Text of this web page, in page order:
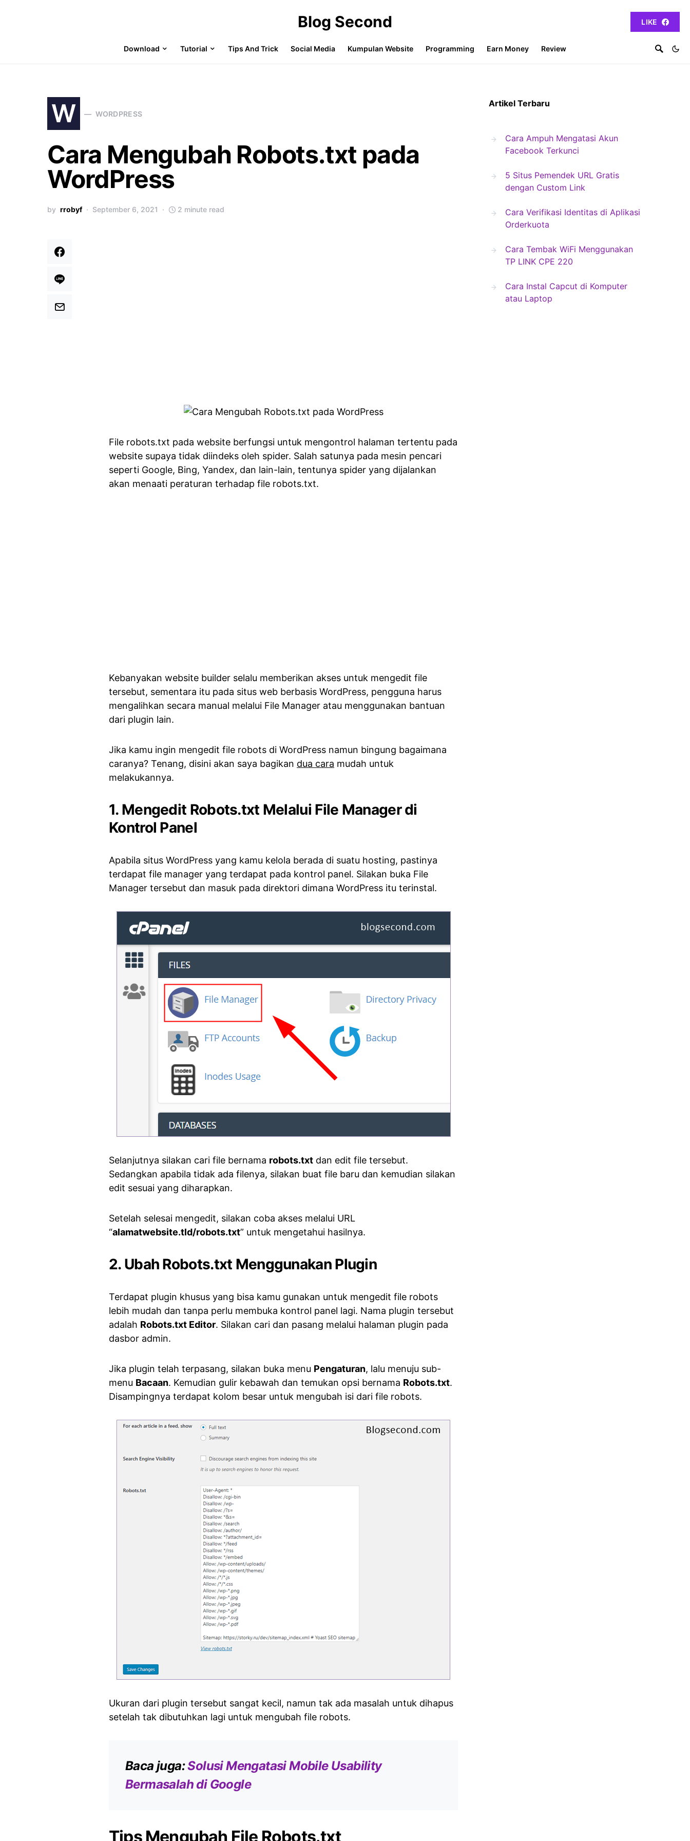
Blog Second LIKE
Download Tutorial Tips And Trick Social Media Kumpulan Website Programming Earn Money Review
W WORDPRESS
Cara Mengubah Robots.txt pada
WordPress
by rrobyf September 6, 2021 2 minute read
File robots.txt pada website berfungsi untuk mengontrol halaman tertentu pada
website supaya tidak diindeks oleh spider. Salah satunya pada mesin pencari
seperti Google, Bing, Yandex, dan lain-lain, tentunya spider yang dijalankan
akan menaati peraturan terhadap file robots.txt.
Kebanyakan website builder selalu memberikan akses untuk mengedit file
tersebut, sementara itu pada situs web berbasis WordPress, pengguna harus
mengalihkan secara manual melalui File Manager atau menggunakan bantuan
dari plugin lain.
Jika kamu ingin mengedit file robots di WordPress namun bingung bagaimana
caranya? Tenang, disini akan saya bagikan dua cara mudah untuk
melakukannya.
1. Mengedit Robots.txt Melalui File Manager di
Kontrol Panel
Apabila situs WordPress yang kamu kelola berada di suatu hosting, pastinya
terdapat file manager yang terdapat pada kontrol panel. Silakan buka File
Manager tersebut dan masuk pada direktori dimana WordPress itu terinstal.
Selanjutnya silakan cari file bernama robots.txt dan edit file tersebut.
Sedangkan apabila tidak ada filenya, silakan buat file baru dan kemudian silakan
edit sesuai yang diharapkan.
Setelah selesai mengedit, silakan coba akses melalui URL
“alamatwebsite.tld/robots.txt” untuk mengetahui hasilnya.
2. Ubah Robots.txt Menggunakan Plugin
Terdapat plugin khusus yang bisa kamu gunakan untuk mengedit file robots
lebih mudah dan tanpa perlu membuka kontrol panel lagi. Nama plugin tersebut
adalah Robots.txt Editor. Silakan cari dan pasang melalui halaman plugin pada
dasbor admin.
Jika plugin telah terpasang, silakan buka menu Pengaturan, lalu menuju sub-
menu Bacaan. Kemudian gulir kebawah dan temukan opsi bernama Robots.txt.
Disampingnya terdapat kolom besar untuk mengubah isi dari file robots.
Ukuran dari plugin tersebut sangat kecil, namun tak ada masalah untuk dihapus
setelah tak dibutuhkan lagi untuk mengubah file robots.
Baca juga:Solusi Mengatasi Mobile Usability
Bermasalah di Google
Tips Mengubah File Robots.txt
Artikel Terbaru
Cara Ampuh Mengatasi Akun
Facebook Terkunci
5 Situs Pemendek URL Gratis
dengan Custom Link
Cara Verifikasi Identitas di Aplikasi
Orderkuota
Cara Tembak WiFi Menggunakan
TP LINK CPE 220
Cara Instal Capcut di Komputer
atau Laptop